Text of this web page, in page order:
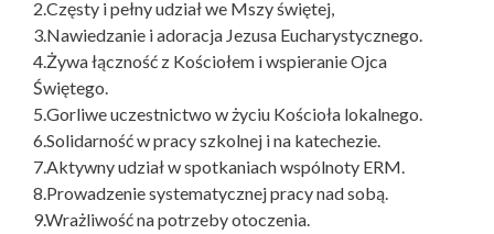
2.Częsty i pełny udział we Mszy świętej,
3.Nawiedzanie i adoracja Jezusa Eucharystycznego.
4.Żywa łączność z Kościołem i wspieranie Ojca
Świętego.
5.Gorliwe uczestnictwo w życiu Kościoła lokalnego.
6.Solidarność w pracy szkolnej i na katechezie.
7.Aktywny udział w spotkaniach wspólnoty ERM.
8.Prowadzenie systematycznej pracy nad sobą.
9.Wrażliwość na potrzeby otoczenia.